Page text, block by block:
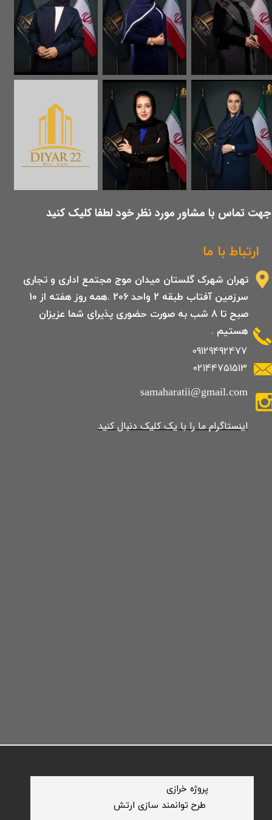
​طرح توانمند سازی ارتش
​پروژه خرازی
ارتباط با ما
09129492477
02144751513
تهران شهرک گلستان میدان موج مجتمع اداری و تجاری
سرزمین آفتاب طبقه 2 واحد 206 .همه روز هفته از 10
صبح تا 8 شب به صورت حضوری پذیرای شما عزیزان
هستیم .
samaharatii@gmail.com
​​​​​​​​​اینستاگرام ما را با یک کلیک دنبال کنید
​جهت تماس با مشاور مورد نظر خود لطفا کلیک کنید